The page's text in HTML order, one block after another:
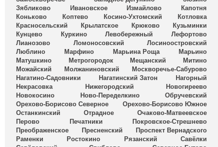
Зябликово
Ивановское Измайлово
Капотня
Коньково
Коптево Косино-Ухтомский
Котловка
Красносельский
Крылатское Крюково
Кузьминки
Кунцево
Куркино Левобережный
Лефортово
Лианозово
Ломоносовский
Лосиноостровский
Люблино
Марфино Марьина Роща
Марьино
Матушкино
Метрогородок Мещанский
Митино
Можайский
Молжаниновский
Москворечье-Сабурово
Нагатино-Садовники
Нагатинский Затон
Нагорный
Некрасовка
Нижегородский
Новогиреево
Новокосино
Ново-Переделкино
Обручевский
Орехово-Борисово Северное
Орехово-Борисово Южное
Останкинский
Отрадное
Очаково-Матвеевское
Перово
Печатники
Покровское-Стрешнево
Преображенское
Пресненский
Проспект Вернадского
Раменки
Ростокино Рязанский
Савёлки